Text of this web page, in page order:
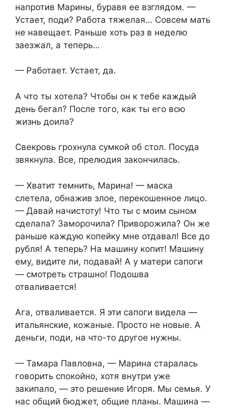
напротив Марины, буравя ее взглядом. —
Устает, поди? Работа тяжелая… Совсем мать
не навещает. Раньше хоть раз в неделю
заезжал, а теперь…
— Работает. Устает, да.
А что ты хотела? Чтобы он к тебе каждый
день бегал? После того, как ты его всю
жизнь доила?
Свекровь грохнула сумкой об стол. Посуда
звякнула. Все, прелюдия закончилась.
— Хватит темнить, Марина! — маска
слетела, обнажив злое, перекошенное лицо.
— Давай начистоту! Что ты с моим сыном
сделала? Заморочила? Приворожила? Он же
раньше каждую копейку мне отдавал! Все до
рубля! А теперь? На машину копит! Машину
ему, видите ли, подавай! А у матери сапоги
— смотреть страшно! Подошва
отваливается!
Ага, отваливается. Я эти сапоги видела —
итальянские, кожаные. Просто не новые. А
деньги, поди, на что-то другое нужны.
— Тамара Павловна, — Марина старалась
говорить спокойно, хотя внутри уже
закипало, — это решение Игоря. Мы семья. У
нас общий бюджет, общие планы. Машина —